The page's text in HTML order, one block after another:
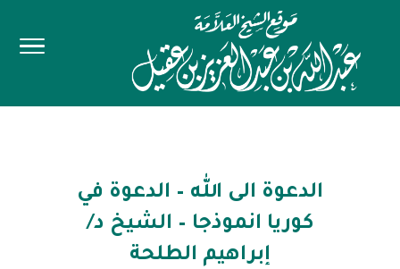
الدعوة الى الله – الدعوة في
كوريا انموذجا – الشيخ د/
إبراهيم الطلحة